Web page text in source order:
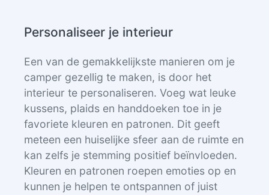
Personaliseer je interieur
Een van de gemakkelijkste manieren om je
camper gezellig te maken, is door het
interieur te personaliseren. Voeg wat leuke
kussens, plaids en handdoeken toe in je
favoriete kleuren en patronen. Dit geeft
meteen een huiselijke sfeer aan de ruimte en
kan zelfs je stemming positief beïnvloeden.
Kleuren en patronen roepen emoties op en
kunnen je helpen te ontspannen of juist